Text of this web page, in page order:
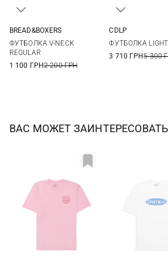
BREAD&BOXERS
ФУТБОЛКА V-NECK
REGULAR
1 100 ГРН2 200 ГРН
CDLP
ФУТБОЛКА
3 710 ГРН5 300
ВАС МОЖЕТ ЗАИНТЕРЕСОВАТЬ